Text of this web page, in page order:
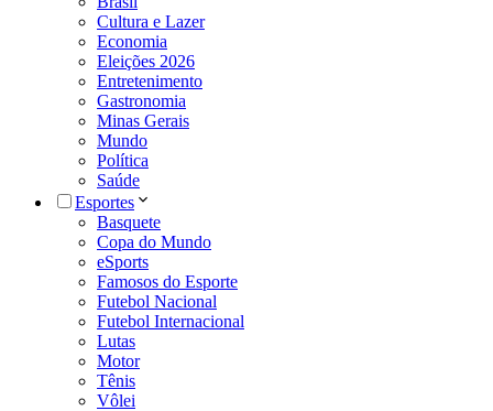
Cultura e Lazer
Economia
Eleições 2026
Entretenimento
Gastronomia
Minas Gerais
Mundo
Política
Saúde
Esportes
Basquete
Copa do Mundo
eSports
Famosos do Esporte
Futebol Nacional
Futebol Internacional
Lutas
Motor
Tênis
Vôlei